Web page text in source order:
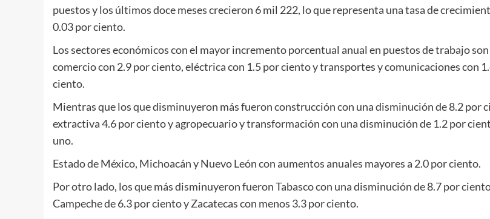
puestos y los últimos doce meses crecieron 6 mil 222, lo que representa una tasa de
0.03 por ciento.
Los sectores económicos con el mayor incremento porcentual anual en puestos de trabajo son
comercio con 2.9 por ciento, eléctrica con 1.5 por ciento y transportes y comunicaciones con
ciento.
Mientras que los que disminuyeron más fueron construcción con una disminución de 8.2 por
extractiva 4.6 por ciento y agropecuario y transformación con una disminución de 1.2 por
uno.
Estado de México, Michoacán y Nuevo León con aumentos anuales mayores a 2.0 por ciento.
Por otro lado, los que más disminuyeron fueron Tabasco con una disminución de 8.7 por
Campeche de 6.3 por ciento y Zacatecas con menos 3.3 por ciento.